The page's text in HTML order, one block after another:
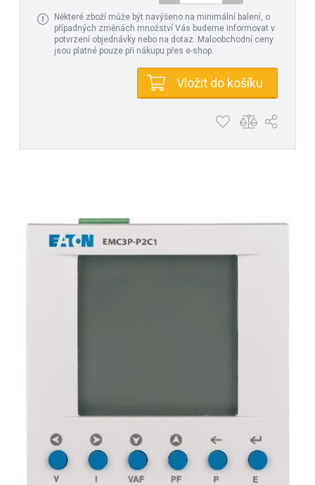
Některé zboží může být navýšeno na minimální balení, o
případných změnách množství Vás budeme informovat v
potvrzení objednávky nebo na dotaz. Maloobchodní ceny
jsou platné pouze při nákupu přes e-shop.
Vložit do košíku